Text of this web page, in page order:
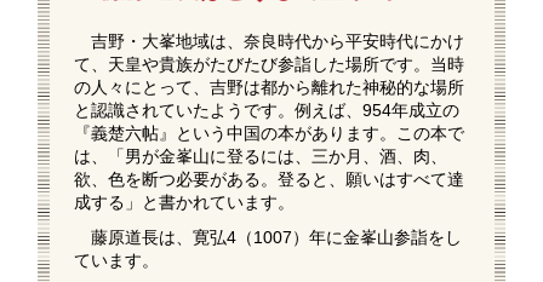
吉野・大峯地域は、奈良時代から平安時代にかけ
て、天皇や貴族がたびたび参詣した場所です。当時
の人々にとって、吉野は都から離れた神秘的な場所
と認識されていたようです。例えば、954年成立の
『義楚六帖』という中国の本があります。この本で
は、「男が金峯山に登るには、三か月、酒、肉、
欲、色を断つ必要がある。登ると、願いはすべて達
成する」と書かれています。
藤原道長は、寛弘4（1007）年に金峯山参詣をし
ています。